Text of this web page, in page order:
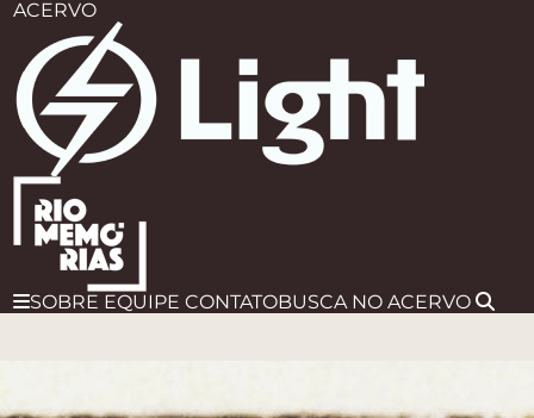
ACERVO
SOBRE EQUIPE CONTATOBUSCA NO ACERVO